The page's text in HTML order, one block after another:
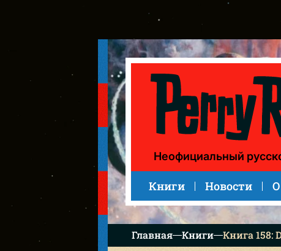
Книга 158: Die Geißel der Galaxis (Язва галактики)
Неофициальный
Книги Новости
Главная Книги Книга 158: